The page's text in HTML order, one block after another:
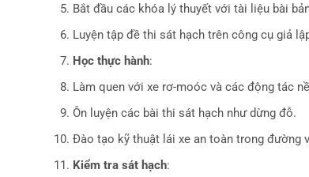
Bắt đầu các khóa lý thuyết với tài liệu bài
Luyện tập đề thi sát hạch trên công cụ giả
Học thực hành:
Làm quen với xe rơ-moóc và các động tác
Ôn luyện các bài thi sát hạch như dừng đỗ.
Đào tạo kỹ thuật lái xe an toàn trong đường
Kiểm tra sát hạch: